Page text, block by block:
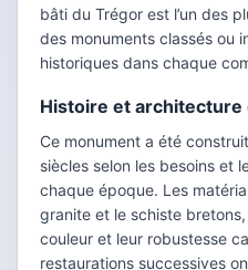
bâti du Trégor est l’un des
des monuments classés ou
historiques dans chaque
Histoire et architecture
Ce monument a été
siècles selon les besoins et
chaque époque. Les
granite et le schiste
couleur et leur robustesse
restaurations successives